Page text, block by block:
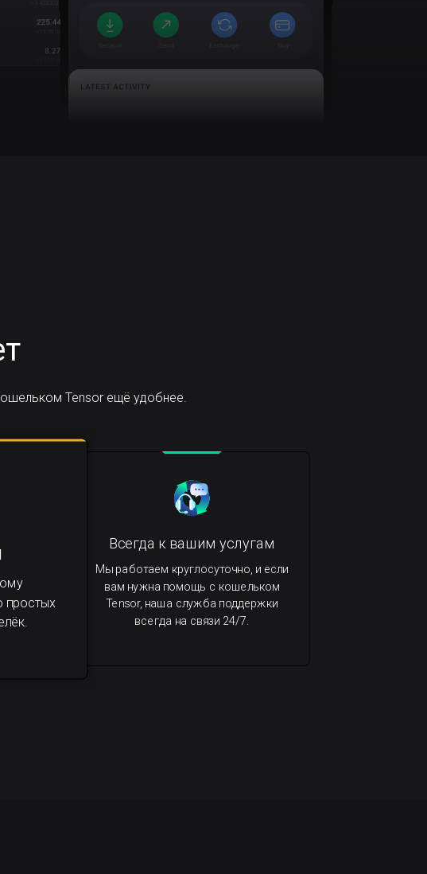
Tensor ещё удобнее.
простых
Всегда к вашим услугам
Мы работаем круглосуточно, и если
вам нужна помощь с кошельком
Tensor, наша служба поддержки
всегда на связи 24/7.